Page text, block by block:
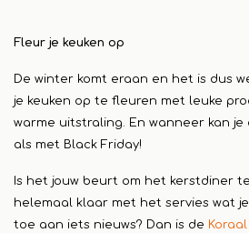
Fleur je keuken op
De winter komt eraan en het is dus
je keuken op te fleuren met leuke
warme uitstraling. En wanneer kan
als met Black Friday!
Is het jouw beurt om het kerstdiner
helemaal klaar met het servies wat
toe aan iets nieuws? Dan is de